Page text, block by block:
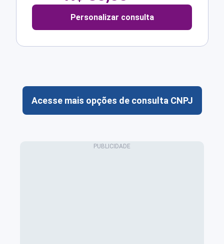
Personalizar consulta
Acesse mais opções de consulta CNPJ